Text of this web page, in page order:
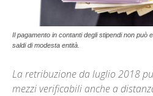
Il pagamento in contanti degli stipendi non può
saldi di modesta entità.
La retribuzione da luglio 2018
mezzi verificabili anche a